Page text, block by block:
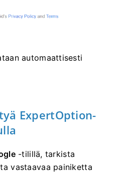
automaattisesti
ExpertOption-
-tilillä, tarkista
vastaavaa painiketta